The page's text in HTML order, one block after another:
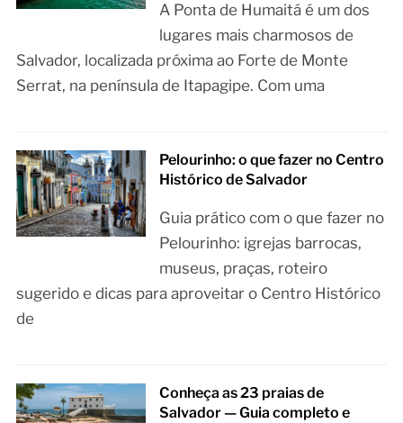
A Ponta de Humaitá é um dos
lugares mais charmosos de
Salvador, localizada próxima ao Forte de Monte
Serrat, na península de Itapagipe. Com uma
Pelourinho: o que fazer no Centro
Histórico de Salvador
Guia prático com o que fazer no
Pelourinho: igrejas barrocas,
museus, praças, roteiro
sugerido e dicas para aproveitar o Centro Histórico
de
Conheça as 23 praias de
Salvador — Guia completo e